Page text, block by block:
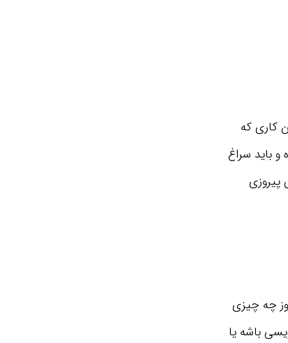
کاری که
و باید سراغ
پیروزی
چه چیزی
که داری می‌نویسی باشه یا